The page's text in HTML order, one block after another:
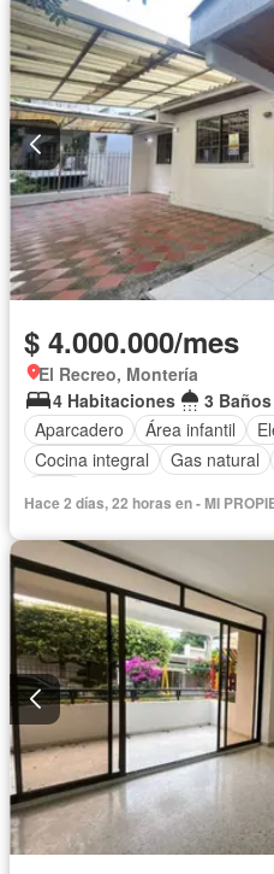
$ 4.000.000/mes
El Recreo, Montería
4 Habitaciones
3 Baños
Aparcadero
Área infantil
Cocina integral
Gas natural
Hace 2 días, 22 horas en - MI